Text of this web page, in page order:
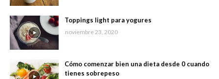
Toppings light para yogures
noviembre 23, 2020
Cómo comenzar bien una dieta desde 0 cuando
tienes sobrepeso